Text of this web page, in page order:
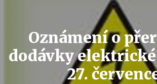
Oznámení o
dodávky
27.